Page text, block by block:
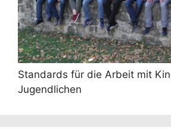
Standards für die Arbeit mit
Jugendlichen